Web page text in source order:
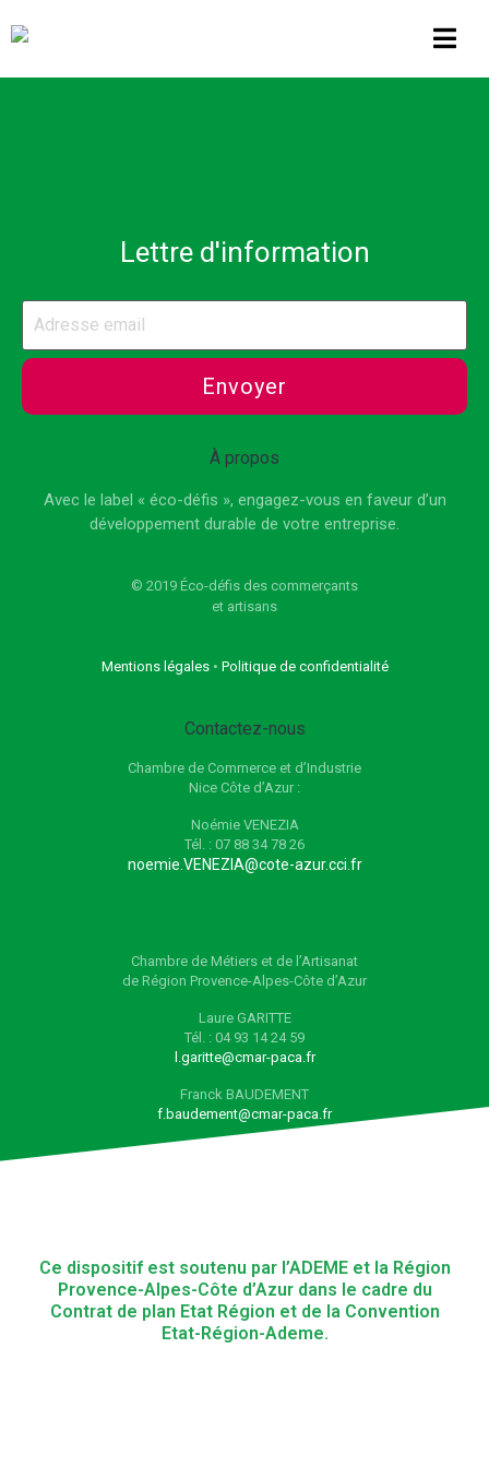
Lettre d'information
Envoyer
À propos
Avec le label « éco-défis », engagez-vous en faveur d’un
développement durable de votre entreprise.
© 2019 Éco-défis des commerçants
et artisans
Mentions légales• Politique de confidentialité
Contactez-nous
Chambre de Commerce et d’Industrie
Nice Côte d’Azur :
Noémie VENEZIA
Tél. : 07 88 34 78 26
noemie.VENEZIA@cote-azur.cci.fr
Chambre de Métiers et de l’Artisanat
de Région Provence-Alpes-Côte d’Azur
Laure GARITTE
Tél. : 04 93 14 24 59
l.garitte@cmar-paca.fr
Franck BAUDEMENT
f.baudement@cmar-paca.fr
Ce dispositif est soutenu par l’ADEME et la Région
Provence-Alpes-Côte d’Azur dans le cadre du
Contrat de plan Etat Région et de la Convention
Etat-Région-Ademe.